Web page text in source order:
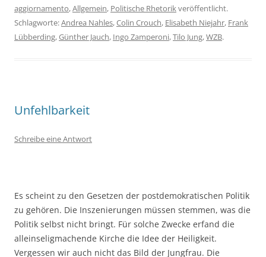
aggiornamento,Allgemein, Politische Rhetorikveröffentlicht.
Schlagworte:Andrea Nahles,Colin Crouch, Elisabeth Niejahr, Frank
Lübberding,Günther Jauch, Ingo Zamperoni,Tilo Jung,WZB.
Unfehlbarkeit
Schreibe eine Antwort
Es scheint zu den Gesetzen der postdemokratischen Politik
zu gehören. Die Inszenierungen müssen stemmen, was die
Politik selbst nicht bringt. Für solche Zwecke erfand die
alleinseligmachende Kirche die Idee der Heiligkeit.
Vergessen wir auch nicht das Bild der Jungfrau. Die